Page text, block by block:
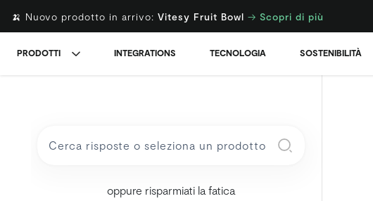
🍌 Nuovo prodotto in arrivo: Vitesy Fruit Bowl → Scopri di più
PRODOTTI INTEGRATIONS TECNOLOGIA SOSTENIBILITÀ
oppure risparmiati la fatica